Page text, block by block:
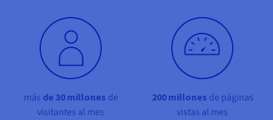
Disponibilidad por regiones
Documentación
Roadmap & Changelog
Observabilidad
Roadmap y Changelog
Roadmap & Changelog
Roadmap & Changelog
Roadmap & Changelog
más de 30 millones de
visitantes al mes
200 millones de páginas
vistas al mes